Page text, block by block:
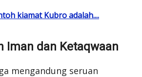
kiamat Kubro adalah....
Iman dan Ketaqwaan
mengandung seruan